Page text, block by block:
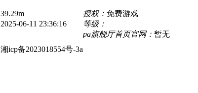
39.29m 授权： 免费游戏
2025-06-11 23:36:16
等级：
pa旗舰厅首页官网： 暂无
湘icp备2023018554号-3a